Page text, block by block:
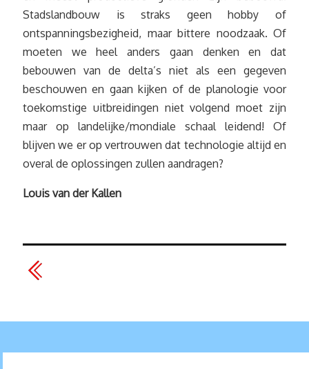
Stadslandbouw is straks geen hobby of
ontspanningsbezigheid, maar bittere noodzaak. Of
moeten we heel anders gaan denken en dat
bebouwen van de delta’s niet als een gegeven
beschouwen en gaan kijken of de planologie voor
toekomstige uitbreidingen niet volgend moet zijn
maar op landelijke/mondiale schaal leidend! Of
blijven we er op vertrouwen dat technologie altijd en
overal de oplossingen zullen aandragen?
Louis van der Kallen